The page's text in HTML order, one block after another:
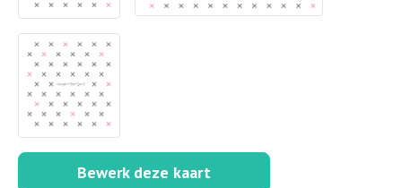
Bewerk deze kaart